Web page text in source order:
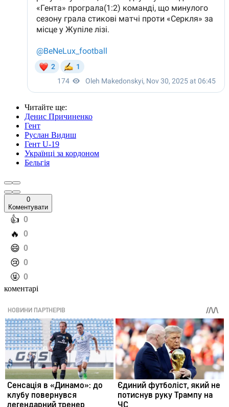
Читайте ще:
Денис Причиненко
Гент
Руслан Видиш
Гент U-19
Українці за кордоном
Бельгія
0
Коментувати
️👍 0
️🔥 0
️😄 0
️😢 0
️🤬 0
коментарі